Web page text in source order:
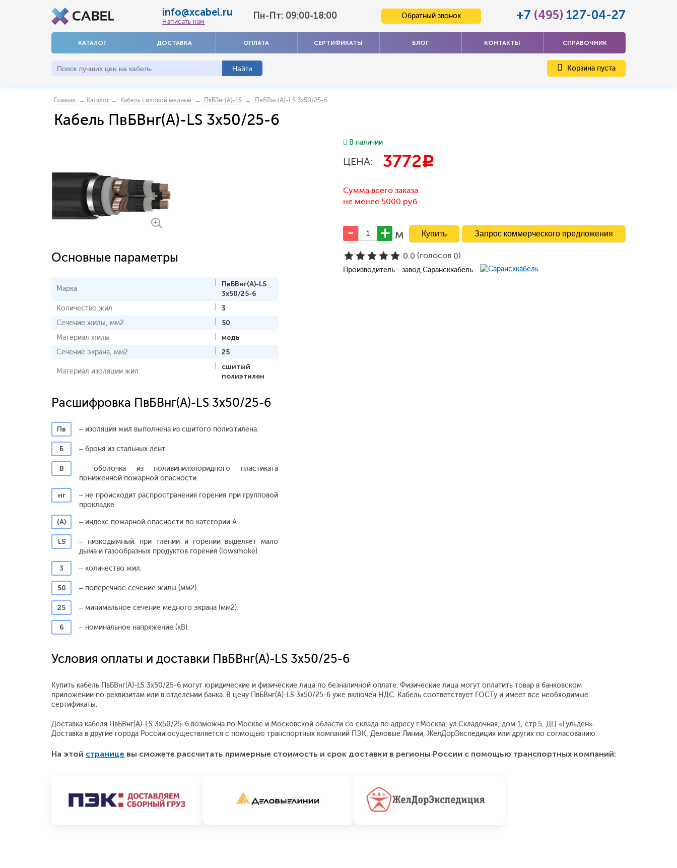
info@xcabel.ru
Написать нам
Пн-Пт: 09:00-18:00 Обратный звонок +7 (495) 127-04-27
КАТАЛОГ ДОСТАВКА ОПЛАТА СЕРТИФИКАТЫ БЛОГ КОНТАКТЫ СПРАВОЧНИК
Корзина пуста
Главная → Каталог → Кабель силовой медный → ПвБВнг(A)-LS → ПвБВнг(A)-LS 3x50/25-6
Кабель ПвБВнг(A)-LS 3x50/25-6
Основные параметры
Марка
ПвБВнг(A)-LS
3x50/25-6
Количество жил
3
Сечение жилы, мм2
50
Материал жилы
медь
Сечение экрана, мм2
25
Материал изоляции жил
сшитый
полиэтилен
Расшифровка ПвБВнг(A)-LS 3x50/25-6
Пв – изоляция жил выполнена из сшитого полиэтилена.
Б – броня из стальных лент.
В
– оболочка из поливинилхлоридного пластиката
пониженной пожарной опасности.
нг
– не происходит распространения горения при групповой
прокладке.
(А)
– индекс пожарной опасности по категории А.
LS
– низкодымный: при тлении и горении выделяет мало
дыма и газообразных продуктов горения (lowsmoke).
3
– количество жил.
50 – поперечное сечение жилы (мм2).
25 – минимальное сечение медного экрана (мм2).
6 – номинальное напряжение (кВ).
В наличии
ЦЕНА: 3772c
Сумма всего заказа
не менее 5000 руб
м Запрос коммерческого предложения
0.0 (голосов 0)
Производитель - завод Сарансккабель
Условия оплаты и доставки ПвБВнг(A)-LS 3x50/25-6
Купить кабель ПвБВнг(A)-LS 3x50/25-6 могут юридические и физические лица по безналичной оплате. Физические лица могут оплатить товар в банковском
приложении по реквизитам или в отделении банка. В цену ПвБВнг(A)-LS 3x50/25-6 уже включен НДС. Кабель соответствует ГОСТу и имеет все необходимые
сертификаты.
Доставка кабеля ПвБВнг(A)-LS 3x50/25-6 возможна по Москве и Московской области со склада по адресу г.Москва, ул.Складочная, дом 1, стр.5, ДЦ «Гульден».
Доставка в другие города России осуществляется с помощью транспортных компаний ПЭК, Деловые Линии, ЖелДорЭкспедиция или других по согласованию.
На этой странице вы сможете рассчитать примерные стоимость и срок доставки в регионы России с помощью транспортных компаний: